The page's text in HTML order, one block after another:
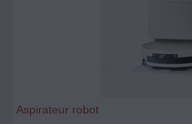
Aspirateur robot